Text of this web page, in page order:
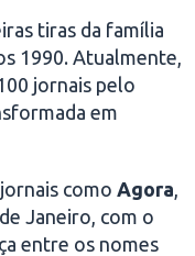
tiras da família
1990. Atualmente,
jornais pelo
em
jornais comoAgora,
Janeiro, com o
entre os nomes